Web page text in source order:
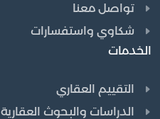
تواصل معنا
شكاوي واستفسارات
الخدمات
التقييم العقاري
الدراسات والبحوث العقارية